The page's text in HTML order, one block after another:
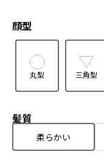
顔型
丸型 三角型
髪質
柔らかい